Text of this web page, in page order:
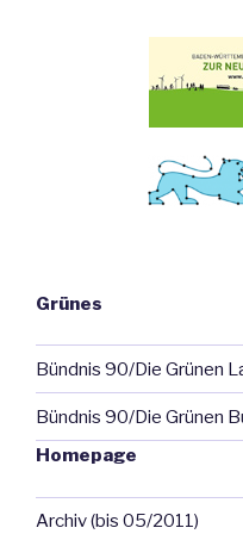
Grünes
Bündnis 90/Die Grünen
Bündnis 90/Die Grünen
Homepage
Archiv (bis 05/2011)